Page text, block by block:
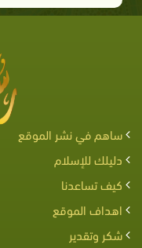
ساهم في نشر الموقع
دليلك للإسلام
كيف تساعدنا
اهداف الموقع
شكر وتقدير